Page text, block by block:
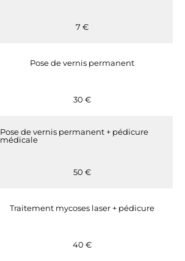
7 €
Pose de vernis permanent
30 €
Pose de vernis permanent + pédicure
médicale
50 €
Traitement mycoses laser + pédicure
40 €